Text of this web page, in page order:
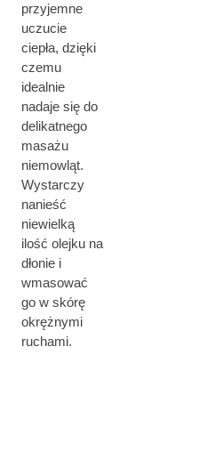
przyjemne
uczucie
ciepła, dzięki
czemu
idealnie
nadaje się do
delikatnego
masażu
niemowląt.
Wystarczy
nanieść
niewielką
ilość olejku na
dłonie i
wmasować
go w skórę
okrężnymi
ruchami.